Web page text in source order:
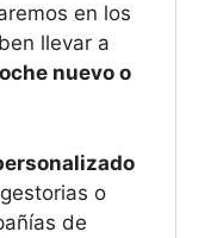
en los
llevar a
nuevo o
o
de